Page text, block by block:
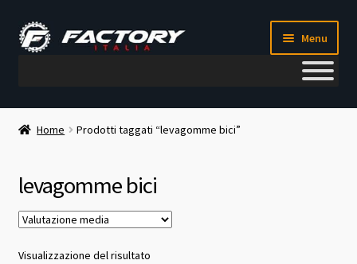
Vai
alla
Vai
al
Menu
Il mio account
Chi siamo
Home Prodotti taggati “levagomme bici”
levagomme bici
Visualizzazione del risultato